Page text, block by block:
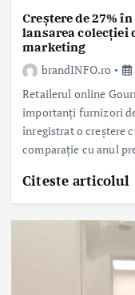
Creștere de 27%
lansarea colecției
marketing
brandINFO.ro
Retailerul online
importanți furnizori
înregistrat o creștere
comparație cu anul
Citeste articolul